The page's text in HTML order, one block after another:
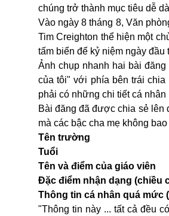
chúng trở thành mục tiêu dễ
Vào ngày 8 tháng 8, Văn
Tim Creighton thể hiện một
tấm biển để kỷ niệm ngày đầu
Ảnh chụp nhanh hai bài
của tôi" với phía bên trái
phải có những chi tiết cá
Bài đăng đã được chia sẻ lên
mà các bậc cha mẹ không
Tên trường
Tuổi
Tên và điểm của giáo viên
Đặc điểm nhận dạng (chiều
Thông tin cá nhân quá mức
"Thông tin này ... tất cả đều